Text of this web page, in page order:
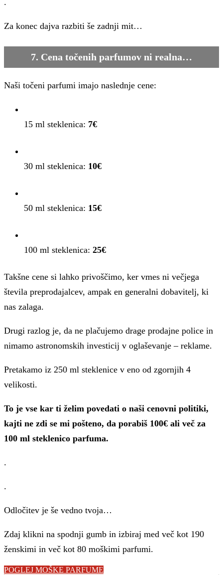
Za konec dajva razbiti še zadnji mit…
7. Cena točenih parfumov ni realna…
Naši točeni parfumi imajo naslednje cene:
15 ml steklenica: 7€
30 ml steklenica: 10€
50 ml steklenica: 15€
100 ml steklenica: 25€
Takšne cene si lahko privoščimo, ker vmes ni večjega
števila preprodajalcev, ampak en generalni dobavitelj, ki
nas zalaga.
Drugi razlog je, da ne plačujemo drage prodajne police in
nimamo astronomskih investicij v oglaševanje – reklame.
Pretakamo iz 250 ml steklenice v eno od zgornjih 4
velikosti.
To je vse kar ti želim povedati o naši cenovni politiki,
kajti ne zdi se mi pošteno, da porabiš 100€ ali več za
100 ml steklenico parfuma.
.
.
Odločitev je še vedno tvoja…
Zdaj klikni na spodnji gumb in izbiraj med več kot 190
ženskimi in več kot 80 moškimi parfumi.
POGLEJ MOŠKE PARFUME